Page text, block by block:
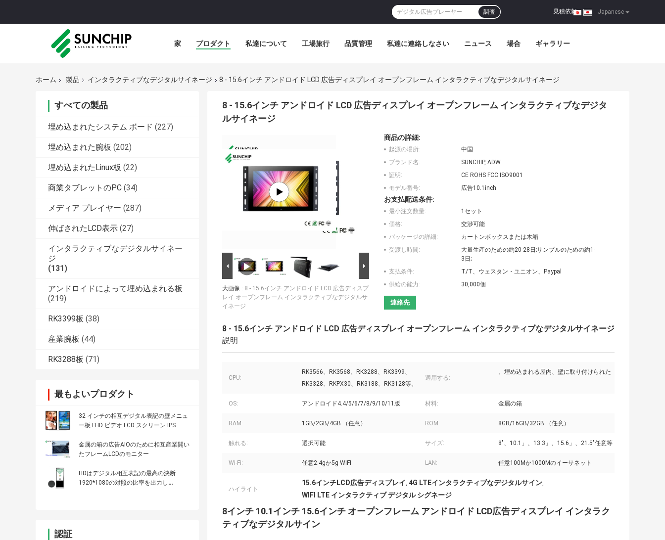
Japanese
見積依頼 |
調査
家 プロダクト 私達について 工場旅行 品質管理 私達に連絡しなさい ニュース 場合 ギャラリー
ホーム 製品 インタラクティブなデジタルサイネージ 8 - 15.6インチ アンドロイド LCD 広告ディスプレイ オープンフレーム インタラクティブなデジタルサイネージ
すべての製品
埋め込まれたシステム ボード (227)
埋め込まれた腕板 (202)
埋め込まれたLinux板 (22)
商業タブレットのPC (34)
メディア プレイヤー (287)
伸ばされたLCD表示 (27)
インタラクティブなデジタルサイネー
ジ
(131)
アンドロイドによって埋め込まれる板
(219)
RK3399板 (38)
産業腕板 (44)
RK3288板 (71)
最もよいプロダクト
32 インチの相互デジタル表記の壁メニュ
ー板 FHD ビデオ LCD スクリーン IPS
金属の箱の広告AIOのために相互産業開い
たフレームLCDのモニター
HDはデジタル相互表記の最高の決断
1920*1080の対照の比率を出力し
認証
8 - 15.6インチ アンドロイド LCD 広告ディスプレイ オープンフレーム インタラクティブなデジタ
ルサイネージ
大画像 : 8 - 15.6インチ アンドロイド LCD 広告ディスプ
レイ オープンフレーム インタラクティブなデジタルサ
イネージ
商品の詳細:
起源の場所:
中国
ブランド名:
SUNCHIP, ADW
証明:
CE ROHS FCC ISO9001
モデル番号:
広告10.1inch
お支払配送条件:
最小注文数量:
1セット
価格:
交渉可能
パッケージの詳細:
カートンボックスまたは木箱
受渡し時間:
大量生産のための約20-28日;サンプルのための約1-
3日;
支払条件:
T/T、ウェスタン・ユニオン、Paypal
供給の能力:
30,000個
連絡先
8 - 15.6インチ アンドロイド LCD 広告ディスプレイ オープンフレーム インタラクティブなデジタルサイネージ
説明
CPU:
RK3566、RK3568、RK3288、RK3399、
RK3328、RKPX30、RK3188、RK3128等。
適用する:
、埋め込まれる屋内、壁に取り付けられた
OS: アンドロイド4.4/5/6/7/8/9/10/11版 材料: 金属の箱
RAM: 1GB/2GB/4GB （任意） ROM: 8GB/16GB/32GB （任意）
触れる: 選択可能 サイズ: 8"、10.1」、13.3」、15.6」、21.5"任意等
Wi-Fi: 任意2.4gか5g WIFI LAN: 任意100Mか1000Mのイーサネット
ハイライト:
15.6インチLCD広告ディスプレイ, 4G LTEインタラクティブなデジタルサイン,
WIFI LTE インタラクティブ デジタル シグネージ
8インチ 10.1インチ 15.6インチ オープンフレーム アンドロイド LCD広告ディスプレイ インタラク
ティブなデジタルサイン